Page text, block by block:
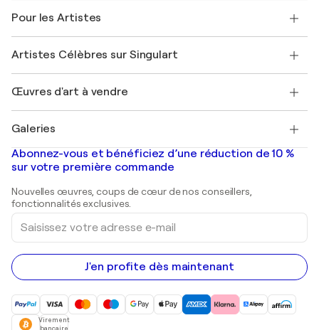
Offrir une carte cadeau
Rejoignez notre programme commercial
Mon compte
+33 1 76 44 06 42
FAQ
Magazine Singulart
Emplois
Découvrez une sélection d'art original
Pour les Artistes
Se connecter en tant qu'Artiste
Artistes Célèbres sur Singulart
Marc Chagall
Banksy
Mr. Brainwash
Shepard Fairey
Œuvres d'art à vendre
Tableaux abstraits à vendre
Peintures de paysage
Estampes
Peintures acryliques
Galeries
Galeries d'art en France
Galeries d'art en Belgique
Abonnez-vous et bénéficiez d’une réduction de 10 %
sur votre première commande
Nouvelles œuvres, coups de cœur de nos conseillers,
fonctionnalités exclusives.
Saisissez
votre
adresse
e-
mail
J'en profite dès maintenant
Virement